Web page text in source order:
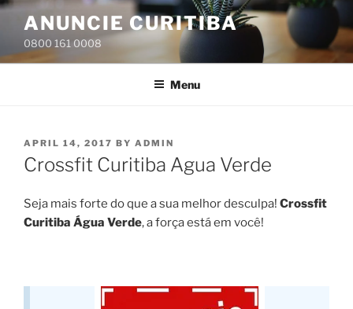
Skip
content
ANUNCIE CURITIBA
0800 161 0008
Menu
POSTED
ON
APRIL 14, 2017 BY ADMIN
Crossfit Curitiba Agua Verde
Seja mais forte do que a sua melhor desculpa! Crossfit
Curitiba Água Verde, a força está em você!